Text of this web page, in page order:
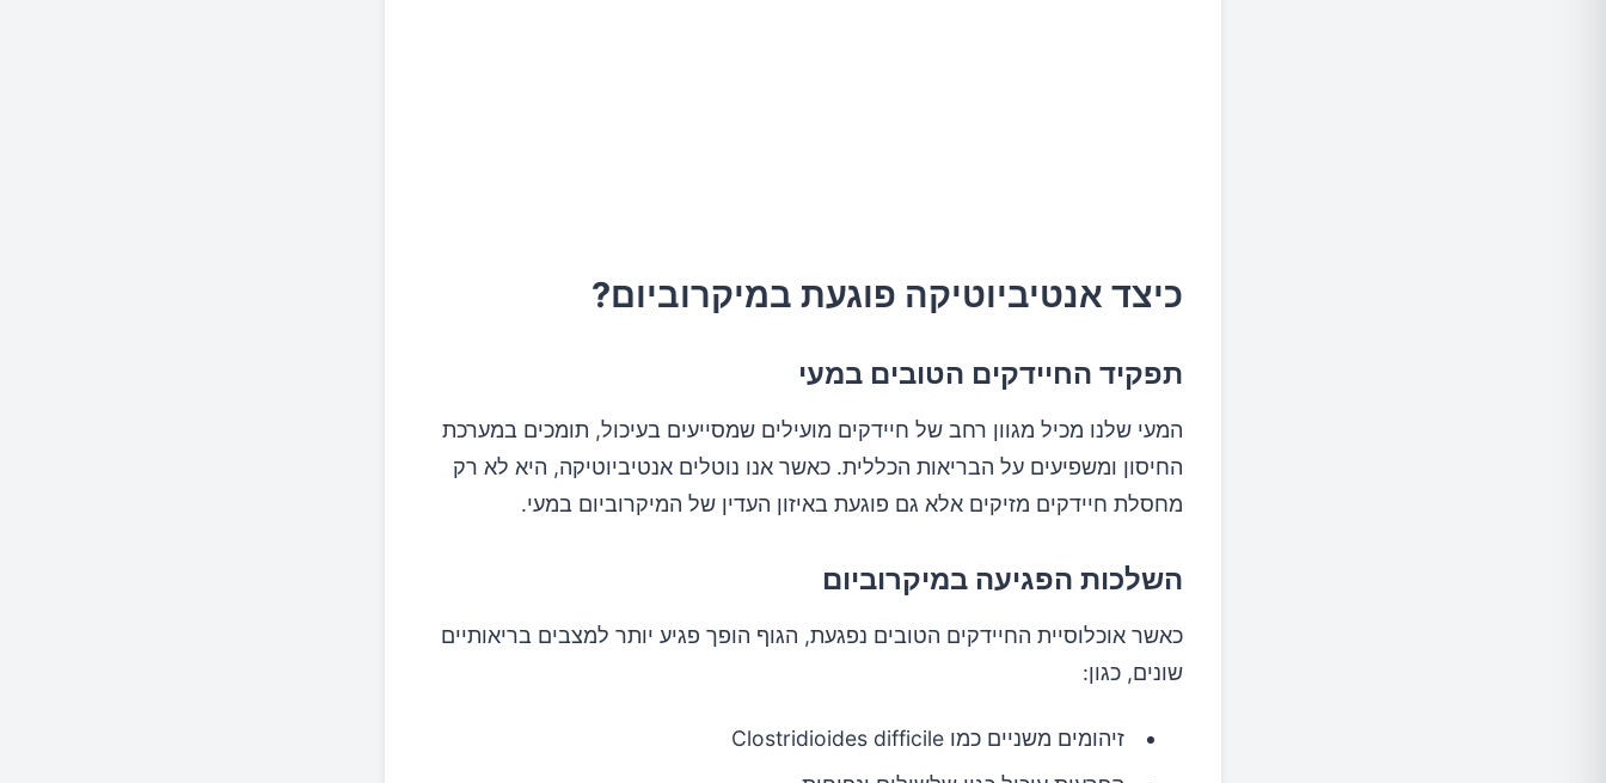
כיצד אנטיביוטיקה פוגעת במיקרוביום?
תפקיד החיידקים הטובים במעי
המעי שלנו מכיל מגוון רחב של חיידקים מועילים שמסייעים בעיכול, תומכים במערכת
החיסון ומשפיעים על הבריאות הכללית. כאשר אנו נוטלים אנטיביוטיקה, היא לא רק
מחסלת חיידקים מזיקים אלא גם פוגעת באיזון העדין של המיקרוביום במעי.
השלכות הפגיעה במיקרוביום
כאשר אוכלוסיית החיידקים הטובים נפגעת, הגוף הופך פגיע יותר למצבים בריאותיים
שונים, כגון:
זיהומים משניים כמו Clostridioides difficile